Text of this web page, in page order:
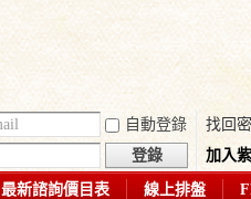
自動登錄
找回
登錄 加入
最新諮詢價目表 線上排盤